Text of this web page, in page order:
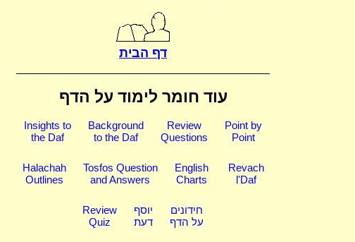
דף הבית
עוד חומר לימוד על הדף
Insights to
the Daf
Background
to the Daf
Review
Questions
Point by
Point
Halachah
Outlines
Tosfos Question
and Answers
English
Charts
Revach
l'Daf
Review
Quiz
יוסף
דעת
חידונים
על הדף